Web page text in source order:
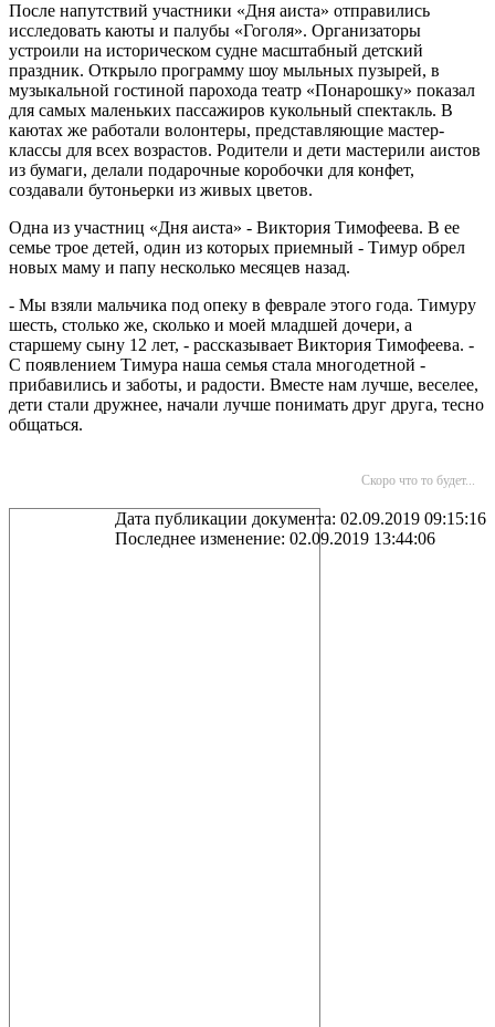
После напутствий участники «Дня аиста» отправились
исследовать каюты и палубы «Гоголя». Организаторы
устроили на историческом судне масштабный детский
праздник. Открыло программу шоу мыльных пузырей, в
музыкальной гостиной парохода театр «Понарошку» показал
для самых маленьких пассажиров кукольный спектакль. В
каютах же работали волонтеры, представляющие мастер-
классы для всех возрастов. Родители и дети мастерили аистов
из бумаги, делали подарочные коробочки для конфет,
создавали бутоньерки из живых цветов.
Одна из участниц «Дня аиста» - Виктория Тимофеева. В ее
семье трое детей, один из которых приемный - Тимур обрел
новых маму и папу несколько месяцев назад.
- Мы взяли мальчика под опеку в феврале этого года. Тимуру
шесть, столько же, сколько и моей младшей дочери, а
старшему сыну 12 лет, - рассказывает Виктория Тимофеева. -
С появлением Тимура наша семья стала многодетной -
прибавились и заботы, и радости. Вместе нам лучше, веселее,
дети стали дружнее, начали лучше понимать друг друга, тесно
общаться.
Скоро что то будет...
Дата публикации документа: 02.09.2019 09:15:16
Последнее изменение: 02.09.2019 13:44:06